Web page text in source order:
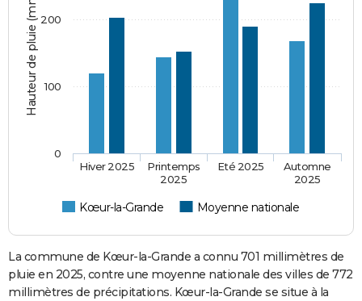
Hauteur de pluie (mm)
Kœur-la-Grande Moyenne nationale
Hiver 2025
Printemps
2025
Eté 2025
Automne
2025
0
100
200
La commune de Kœur-la-Grande a connu 701 millimètres de
pluie en 2025, contre une moyenne nationale des villes de 772
millimètres de précipitations. Kœur-la-Grande se situe à la